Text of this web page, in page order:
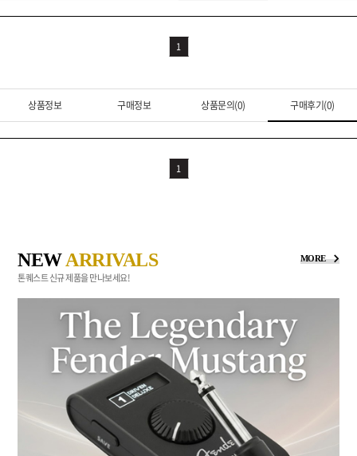
1
상품정보 구매정보 상품문의(0) 구매후기(0)
1
NEWARRIVALS MORE
톤퀘스트 신규 제품을 만나보세요!